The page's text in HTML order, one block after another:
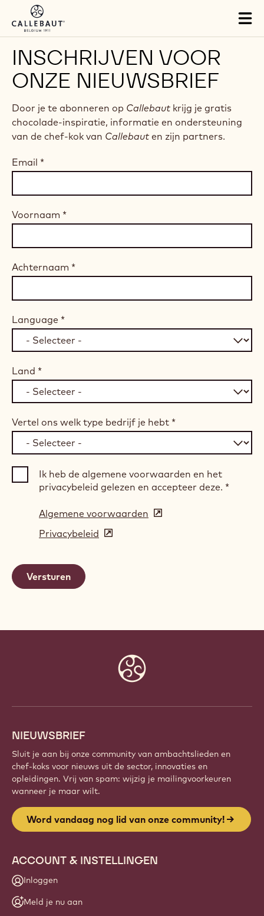
Skip to main content
INSCHRIJVEN VOOR
ONZE NIEUWSBRIEF
Door je te abonneren op Callebaut krijg je gratis
chocolade-inspiratie, informatie en ondersteuning
van de chef-kok van Callebaut en zijn partners.
Email *
Voornaam *
Achternaam *
Language *
Land *
Vertel ons welk type bedrijf je hebt *
Ik heb de algemene voorwaarden en het
privacybeleid gelezen en accepteer deze. *
Algemene voorwaarden (opens
Privacybeleid (opens
NIEUWSBRIEF
Sluit je aan bij onze community van ambachtslieden en
chef-koks voor nieuws uit de sector, innovaties en
opleidingen. Vrij van spam: wijzig je mailingvoorkeuren
wanneer je maar wilt.
Word vandaag nog lid van onze community!
ACCOUNT & INSTELLINGEN
Inloggen
Meld je nu aan